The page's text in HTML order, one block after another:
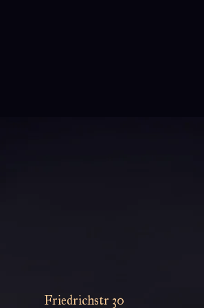
Friedrichstr 30